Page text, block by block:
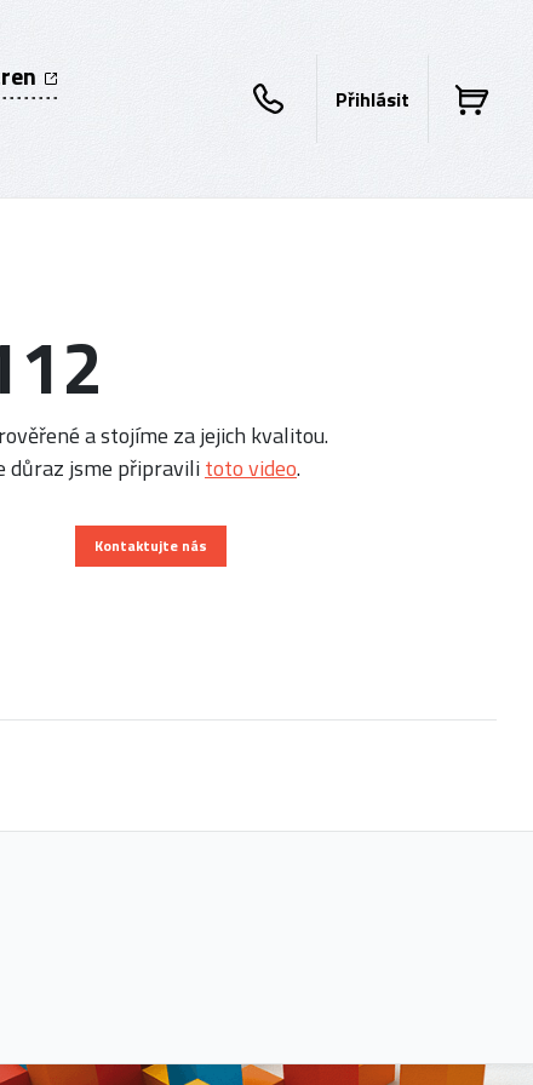
Přihlásit
a stojíme za jejich kvalitou.
důraz jsme připravilitoto video.
Kontaktujte nás